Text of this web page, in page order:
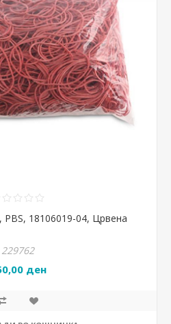
PBS, 18106019-04, Црвена
229762
ден